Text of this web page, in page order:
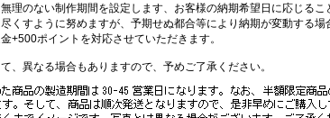
理のない制作期間を設定します、お客様の納期希望日に応じるこ
くすように努めますが、予期せぬ都合等により納期が変動する
+500ポイントを対応させていただきます。
、異なる場合もありますので、予めご了承ください。